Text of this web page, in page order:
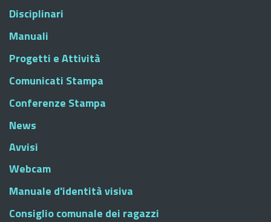
Disciplinari
Manuali
Progetti e Attività
Comunicati Stampa
Conferenze Stampa
News
Avvisi
Webcam
Manuale d'identità visiva
Consiglio comunale dei ragazzi